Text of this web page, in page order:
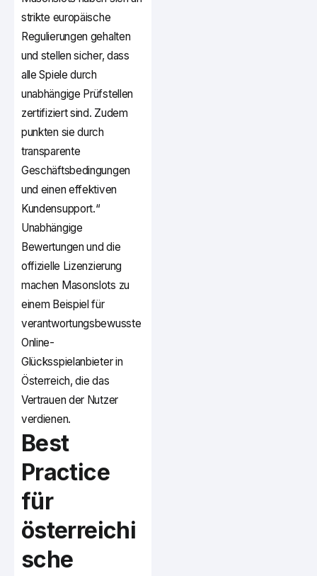
strikte europäische
Regulierungen gehalten
und stellen sicher, dass
alle Spiele durch
unabhängige Prüfstellen
zertifiziert sind. Zudem
punkten sie durch
transparente
Geschäftsbedingungen
und einen effektiven
Kundensupport.“
Unabhängige
Bewertungen und die
offizielle Lizenzierung
machen Masonslots zu
einem Beispiel für
verantwortungsbewusste
Online-
Glücksspielanbieter in
Österreich, die das
Vertrauen der Nutzer
verdienen.
Best
Practice
für
österreichi
sche